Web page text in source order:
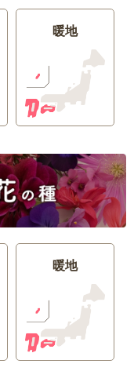
暖地
暖地